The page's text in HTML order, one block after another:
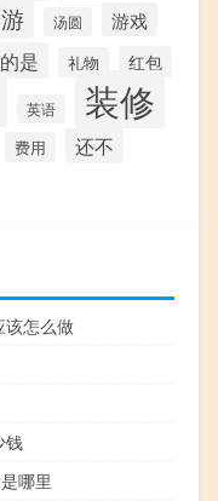
汤圆 游戏
的是 礼物 红包
英语 装修
费用 还不
该怎么做
钱
哪里